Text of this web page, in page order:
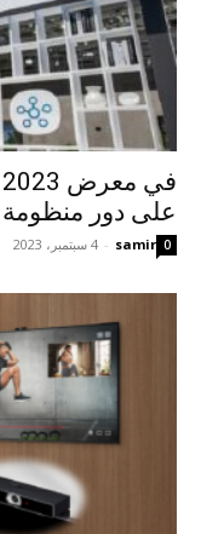
على دور منظومة SmartThings...
samir
- 4 سبتمبر، 2023 0